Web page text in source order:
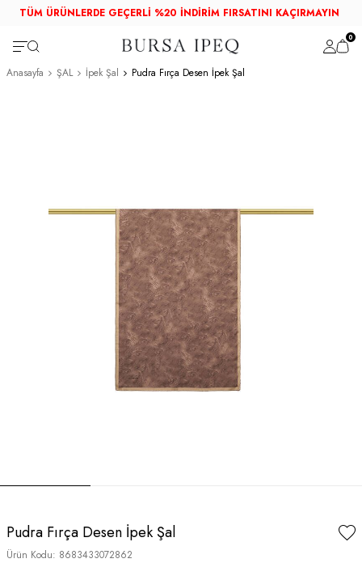
TÜM ÜRÜNLERDE GEÇERLİ %20 İNDİRİM FIRSATINI KAÇIRMAYIN
0
Anasayfa ŞAL İpek Şal Pudra Fırça Desen İpek Şal
Pudra Fırça Desen İpek Şal
Ürün Kodu: 8683433072862